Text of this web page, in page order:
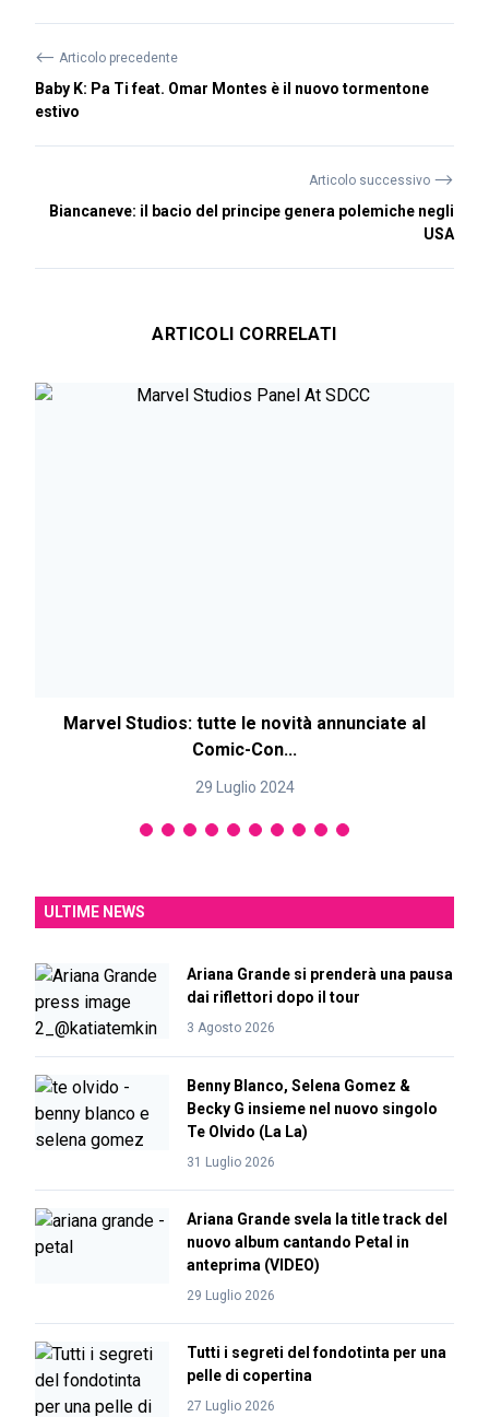
⟵ Articolo precedente
Baby K: Pa Ti feat. Omar Montes è il nuovo tormentone
estivo
Articolo successivo ⟶
Biancaneve: il bacio del principe genera polemiche negli
USA
ARTICOLI CORRELATI
Marvel Studios: tutte le novità annunciate al
Comic-Con...
29 Luglio 2024
ULTIME NEWS
Ariana Grande si prenderà una pausa
dai riflettori dopo il tour
3 Agosto 2026
Benny Blanco, Selena Gomez &
Becky G insieme nel nuovo singolo
Te Olvido (La La)
31 Luglio 2026
Ariana Grande svela la title track del
nuovo album cantando Petal in
anteprima (VIDEO)
29 Luglio 2026
Tutti i segreti del fondotinta per una
pelle di copertina
27 Luglio 2026